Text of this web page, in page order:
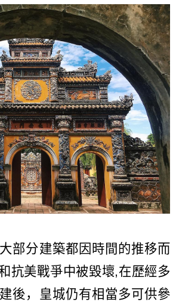
部分建築都因時間的推移而
抗美戰爭中被毀壞,在歷經多
後，皇城仍有相當多可供參